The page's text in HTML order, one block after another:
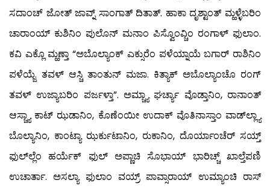
ಸದಾಂಚ್ ಜೋತ್ ಜಾವ್ನ್ ಸಾಂಗಾತ್ ದಿತಾತ್. ಹಾಕಾ ದೃಶ್ಟಾಂತ್ ಮ್ಹಳ್ಳೆಬರಿಂ
ಚಾರಾಂಯ್ ಕುಶಿನಿಂ ಪುಲೊನ್ ಮನಾಂ ಪಿಸ್ವೊಂವ್ಚಿಂ ರಂಗಾಳ್ ಫುಲಾಂ.
ಕವಿ ಎಕ್ಲೊ ಮ್ಹಣ್ತಾ “ಅಬೊಲ್ಯಾಂಕ್ ಎಕ್ಸುರೆಂ ಪಳೆಯ್ನಾಯೆ ಬಗಾರ್ ರಾಶಿನಿಂ
ಪಳೆಯ್ಜೆ. ತವಳ್ ಆಸ್ಚಿ ತಾಂತುನ್ ಮಜಾ. ಕಿತ್ಯಾಕ್ ಅಬೊಲ್ಯಾಂಚೊ ರಂಗ್
ತವಳ್ ಉಜ್ಯಾಬರಿಂ ಪರ್ಜಳ್ತಾ”. ಅಮ್ಚ್ಯಾ ಘರ್ಚ್ಯಾ ವೊಡ್ತಾನಿಂ, ರಾನಾಂತ್
ಆಸ್ಚ್ಯಾ ಕಾಟ್ ಝಡಾನಿಂ, ಕೊಣೆಂಯೀ ಉದಾಕ್ ವೊತಿನಾಸ್ತಾಂ ವಾಡ್‍ಲ್ಲ್ಯಾ
ಬೊಲ್ಯಾನಿಂ, ಕಾಂಟ್ಯಾ ಝರ್ಕುಟಾನಿಂ, ರುಕಾನಿಂ, ದೊರ್ಯಾಂಚೆರ್ ಸಯ್ತ್
ಫುಲ್‍ಲ್ಲೆಂ ಹರ್ಯೆಕ್ ಫುಲ್ ಅಪ್ಣಾಚಿ ಸೊಭಾಯ್ ಭಾರಿಚ್ಚ್ ಖಾಲ್ತೆಪಣಿ
ಉಚಾರ್ತಾ. ಅಸಲ್ಯಾ ಫುಲಾಂ ವಯ್ರ್ ಪಾವ್ಸಾರಾಯ್ ಉಮ್ಯಾಂಚಿ ರಾಸ್